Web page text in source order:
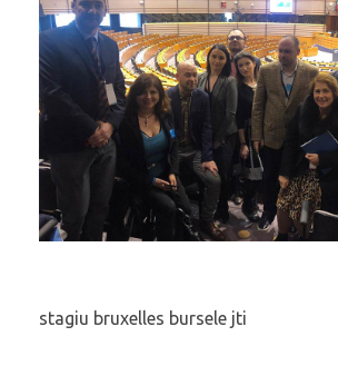
stagiu bruxelles bursele jti